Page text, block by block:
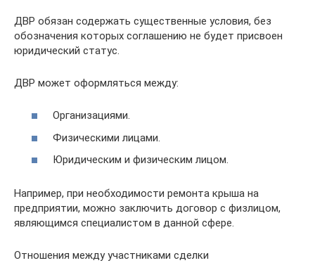
ДВР обязан содержать существенные условия, без
обозначения которых соглашению не будет присвоен
юридический статус.
ДВР может оформляться между:
Организациями.
Физическими лицами.
Юридическим и физическим лицом.
Например, при необходимости ремонта крыша на
предприятии, можно заключить договор с физлицом,
являющимся специалистом в данной сфере.
Отношения между участниками сделки